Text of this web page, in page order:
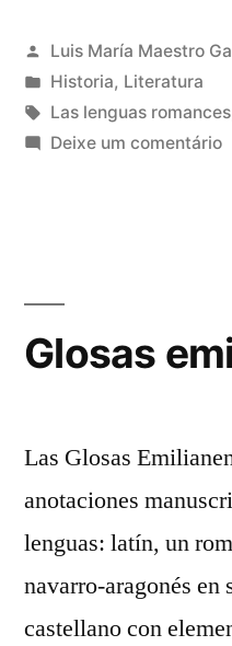
Publicado
por
Luis María Maestro
Publicado
em
Historia, Literatura
Tags:
Las lenguas romances
Deixe um comentário
Glosas
Las Glosas
anotaciones
lenguas: latín, un
navarro-aragonés
castellano con